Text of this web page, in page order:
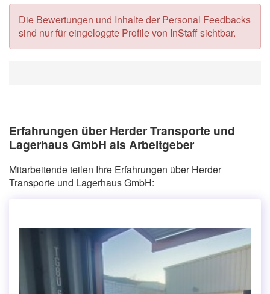
Die Bewertungen und Inhalte der Personal Feedbacks
sind nur für eingeloggte Profile von InStaff sichtbar.
Erfahrungen über Herder Transporte und
Lagerhaus GmbH als Arbeitgeber
Mitarbeitende teilen Ihre Erfahrungen über Herder
Transporte und Lagerhaus GmbH: